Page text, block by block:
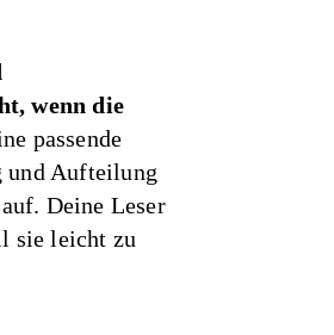
wenn die
passende
und Aufteilung
Deine Leser
sie leicht zu